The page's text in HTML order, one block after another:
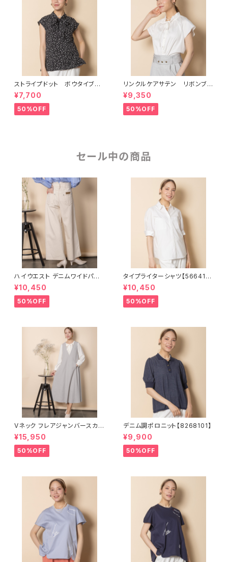
ストライプドット ボウタイブラ
ウス【5664109】
¥7,700
50%OFF
リンクルケアサテン リボンブラ
ウス【5664110】
¥9,350
50%OFF
セール中の商品
ハイウエスト デニムワイドパン
ツ【8267002】
¥10,450
50%OFF
タイプライターシャツ【566410
2】
¥10,450
50%OFF
Vネック フレアジャンバースカー
ト【5665001】
¥15,950
50%OFF
デニム調ポロニット【8268101】
¥9,900
50%OFF